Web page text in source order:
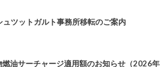
ツットガルト事務所移転のご案内
油サーチャージ適用額のお知らせ（2026年